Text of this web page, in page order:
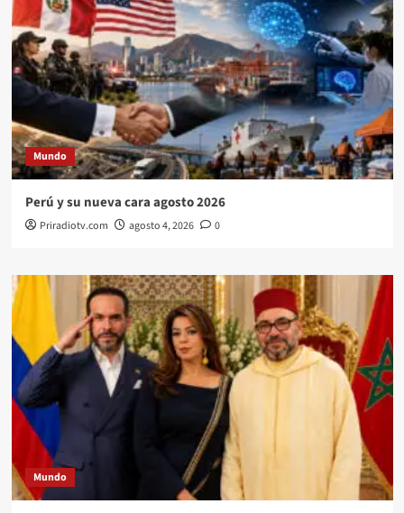
Mundo
Perú y su nueva cara agosto 2026
Priradiotv.com agosto 4, 2026 0
Mundo